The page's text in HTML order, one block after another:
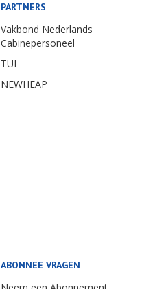
PARTNERS
Vakbond Nederlands
Cabinepersoneel
TUI
NEWHEAP
ABONNEE VRAGEN